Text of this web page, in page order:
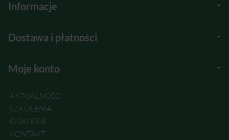
Informacje
Dostawa i płatności
Moje konto
AKTUALNOŚCI
SZKOLENIA
O SKLEPIE
KONTAKT